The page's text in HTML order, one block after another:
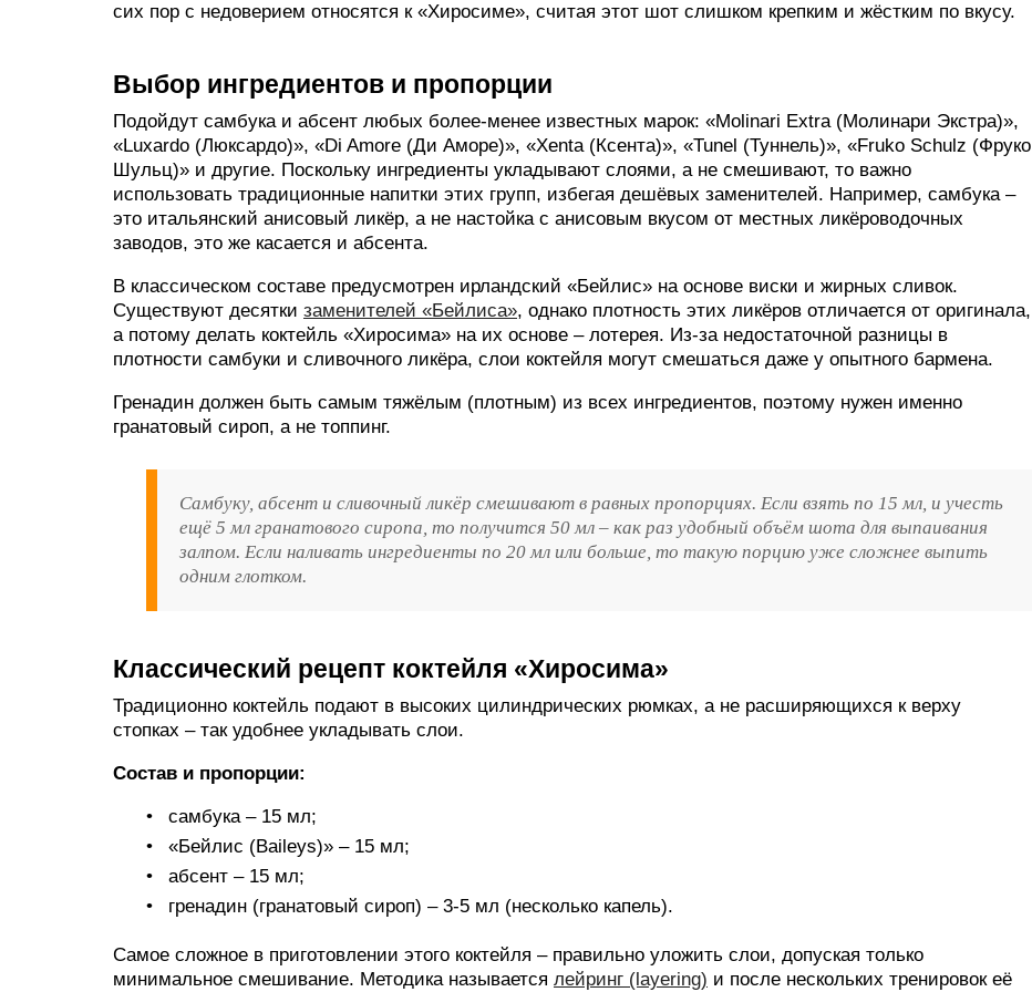
сих пор с недоверием относятся к «Хиросиме», считая этот шот слишком крепким и жёстким по вкусу.
Выбор ингредиентов и пропорции
Подойдут самбука и абсент любых более-менее известных марок: «Molinari Extra (Молинари Экстра)»,
«Luxardo (Люксардо)», «Di Amore (Ди Аморе)», «Xenta (Ксента)», «Tunel (Туннель)», «Fruko Schulz (Фруко
Шульц)» и другие. Поскольку ингредиенты укладывают слоями, а не смешивают, то важно
использовать традиционные напитки этих групп, избегая дешёвых заменителей. Например, самбука –
это итальянский анисовый ликёр, а не настойка с анисовым вкусом от местных ликёроводочных
заводов, это же касается и абсента.
В классическом составе предусмотрен ирландский «Бейлис» на основе виски и жирных сливок.
Существуют десятки заменителей «Бейлиса», однако плотность этих ликёров отличается от оригинала,
а потому делать коктейль «Хиросима» на их основе – лотерея. Из-за недостаточной разницы в
плотности самбуки и сливочного ликёра, слои коктейля могут смешаться даже у опытного бармена.
Гренадин должен быть самым тяжёлым (плотным) из всех ингредиентов, поэтому нужен именно
гранатовый сироп, а не топпинг.
Самбуку, абсент и сливочный ликёр смешивают в равных пропорциях. Если взять по 15 мл, и учесть
ещё 5 мл гранатового сиропа, то получится 50 мл – как раз удобный объём шота для выпаивания
залпом. Если наливать ингредиенты по 20 мл или больше, то такую порцию уже сложнее выпить
одним глотком.
Классический рецепт коктейля «Хиросима»
Традиционно коктейль подают в высоких цилиндрических рюмках, а не расширяющихся к верху
стопках – так удобнее укладывать слои.
Состав и пропорции:
самбука – 15 мл;
«Бейлис (Baileys)» – 15 мл;
абсент – 15 мл;
гренадин (гранатовый сироп) – 3-5 мл (несколько капель).
Самое сложное в приготовлении этого коктейля – правильно уложить слои, допуская только
минимальное смешивание. Методика называется лейринг (layering) и после нескольких тренировок её